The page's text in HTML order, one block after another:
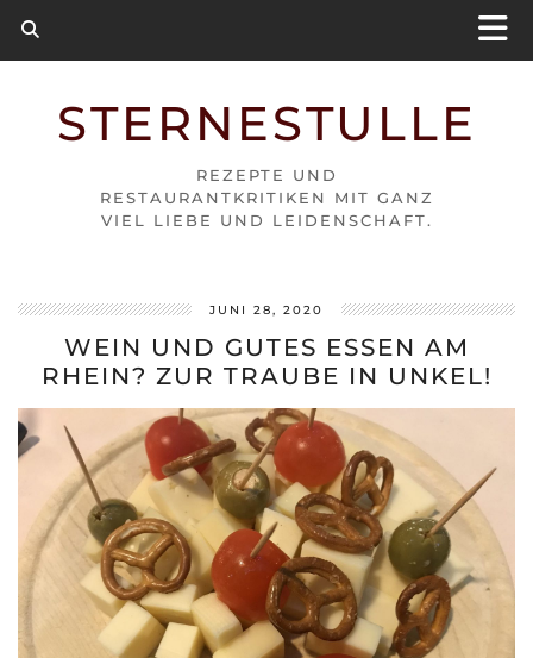
STERNESTULLE
REZEPTE UND
RESTAURANTKRITIKEN MIT GANZ
VIEL LIEBE UND LEIDENSCHAFT.
JUNI 28, 2020
WEIN UND GUTES ESSEN AM
RHEIN? ZUR TRAUBE IN UNKEL!